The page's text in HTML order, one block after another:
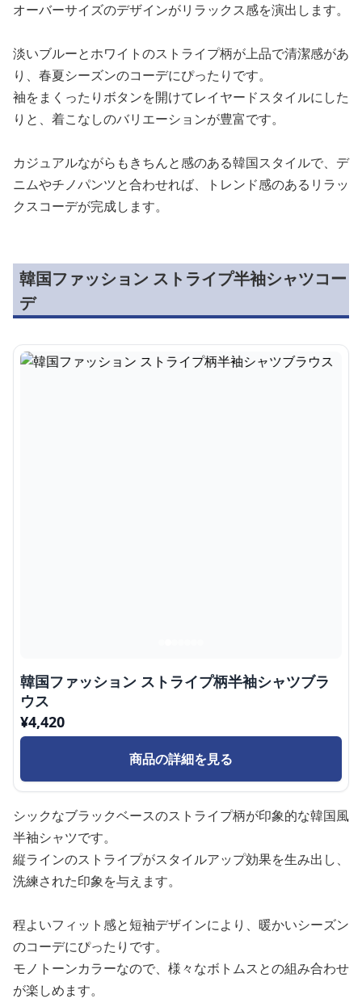
オーバーサイズのデザインがリラックス感を演出します。
淡いブルーとホワイトのストライプ柄が上品で清潔感があ
り、春夏シーズンのコーデにぴったりです。
袖をまくったりボタンを開けてレイヤードスタイルにした
りと、着こなしのバリエーションが豊富です。
カジュアルながらもきちんと感のある韓国スタイルで、デ
ニムやチノパンツと合わせれば、トレンド感のあるリラッ
クスコーデが完成します。
韓国ファッション ストライプ半袖シャツコー
デ
韓国ファッション ストライプ柄半袖シャツブラ
ウス
¥4,420
商品の詳細を見る
シックなブラックベースのストライプ柄が印象的な韓国風
半袖シャツです。
縦ラインのストライプがスタイルアップ効果を生み出し、
洗練された印象を与えます。
程よいフィット感と短袖デザインにより、暖かいシーズン
のコーデにぴったりです。
モノトーンカラーなので、様々なボトムスとの組み合わせ
が楽しめます。